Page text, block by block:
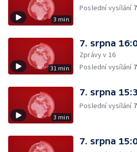
3 min
Poslední vysílání
31 min
7. srpna
Zprávy v 16
Poslední vysílání
3 min
7. srpna
Poslední vysílání
7. srpna